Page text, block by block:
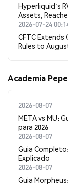
Hyperliquid's
Assets,
2026-07-24
CFTC Extends
Rules to
Academia
2026-08-07
META vs MU:
para 2026
2026-08-07
Guia
Explicado
2026-08-07
Guia